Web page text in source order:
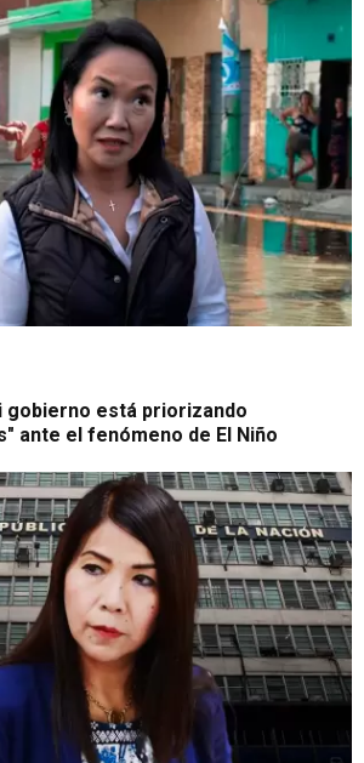
gobierno está priorizando
ante el fenómeno de El Niño